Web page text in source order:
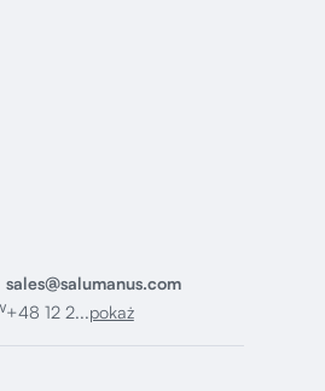
sales@salumanus.com
+48 12 2...pokaż